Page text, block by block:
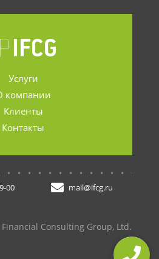
Услуги
компании
Клиенты
Контакты
00 mail@ifcg.ru
Consulting Group, Ltd.